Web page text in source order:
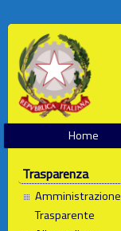
Home
Trasparenza
Amministrazione
Trasparente